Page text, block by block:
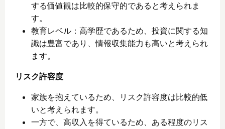
する価値観は比較的保守的であると考えられま
す。
教育レベル：高学歴であるため、投資に関する知
識は豊富であり、情報収集能力も高いと考えられ
ます。
リスク許容度
家族を抱えているため、リスク許容度は比較的低
いと考えられます。
一方で、高収入を得ているため、ある程度のリス